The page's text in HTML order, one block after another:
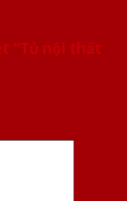
“Tủ nội thất